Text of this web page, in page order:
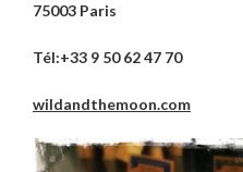
75003 Paris
Tél:+33 9 50 62 47 70
wildandthemoon.com